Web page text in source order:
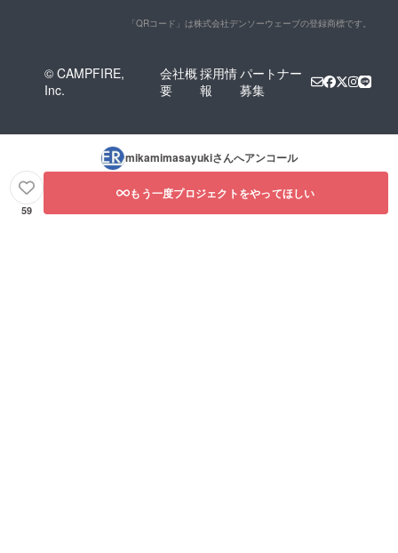
「QRコード」は株式会社デンソーウェーブの登録商標です。
© CAMPFIRE,
Inc.
会社概
要
採用情
報
パートナー
募集
mikamimasayukiさんへアンコール
59
もう一度プロジェクトをやってほしい